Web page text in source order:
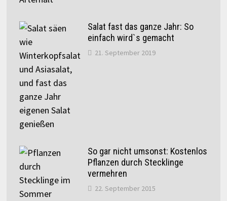
Salat fast das ganze Jahr: So
einfach wird`s gemacht
21. September 2019
So gar nicht umsonst: Kostenlos
Pflanzen durch Stecklinge
vermehren
22. September 2015